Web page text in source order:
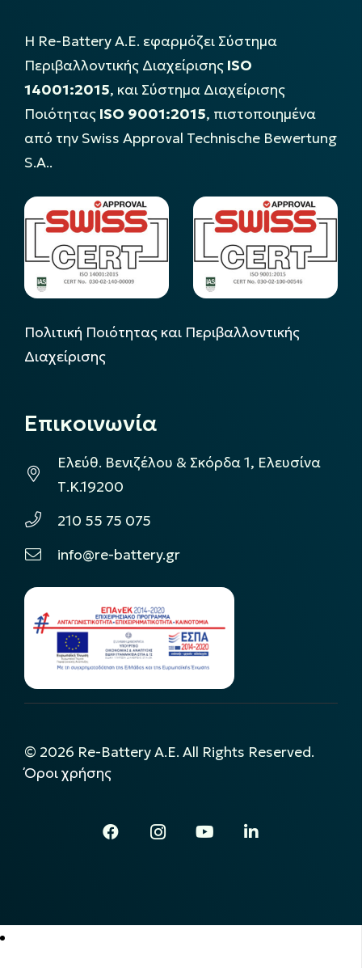
Η Re-Battery Α.Ε. εφαρμόζει Σύστημα
Περιβαλλοντικής Διαχείρισης ISO
14001:2015, και Σύστημα Διαχείρισης
Ποιότητας ISO 9001:2015, πιστοποιημένα
από την Swiss Approval Technische Bewertung
S.A..
Πολιτική Ποιότητας και Περιβαλλοντικής
Διαχείρισης
Επικοινωνία
Ελεύθ. Βενιζέλου & Σκόρδα 1, Ελευσίνα
Τ.Κ.19200
210 55 75 075
info@re-battery.gr
© 2026 Re-Battery A.E. All Rights Reserved.
Όροι χρήσης